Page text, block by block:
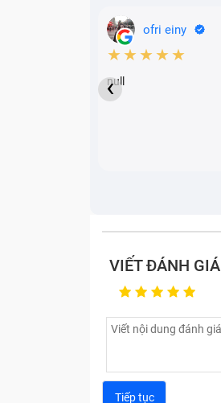
ofri einy
★★★★★
null
‹
VIẾT ĐÁNH GIÁ